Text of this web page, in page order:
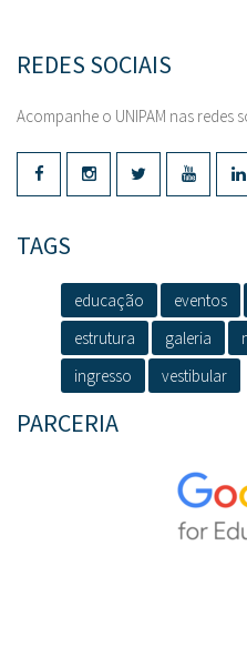
REDES SOCIAIS
Acompanhe o UNIPAM nas redes
TAGS
educação eventos
estrutura
galeria
ingresso
vestibular
PARCERIA